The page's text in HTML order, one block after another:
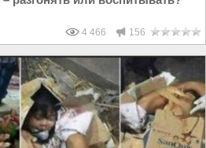
4 466 156